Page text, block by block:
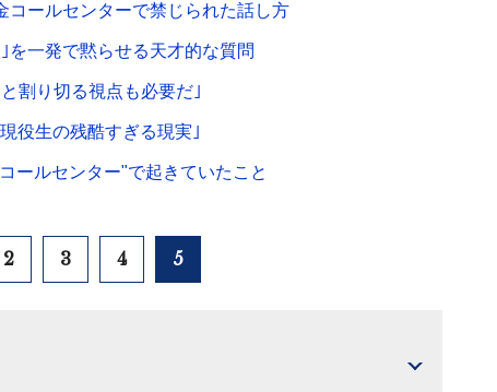
コールセンターで禁じられた話し方
を一発で黙らせる天才的な質問
割り切る視点も必要だ｣
役生の残酷すぎる現実｣
ールセンター"で起きていたこと
2 3 4 5